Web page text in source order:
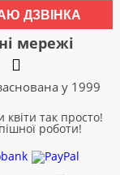
ДЗВІНКА
мережі
у 1999
квіти так просто!
роботи!